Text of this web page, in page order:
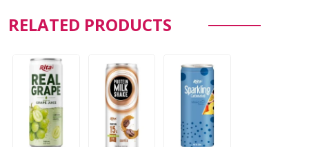
RELATED PRODUCTS